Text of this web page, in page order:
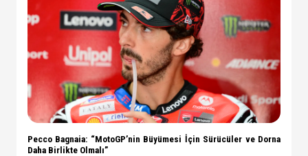
Pecco Bagnaia: “MotoGP’nin Büyümesi İçin Sürücüler ve Dorna
Daha Birlikte Olmalı”